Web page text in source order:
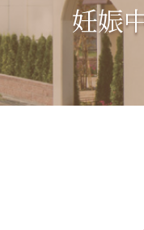
妊娠